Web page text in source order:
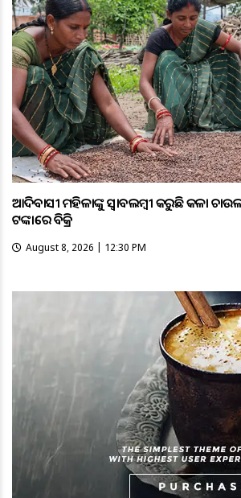
ଆଦିବାସୀ ମହିଳାଙ୍କୁ ସ୍ଵାବଲମ୍ଵୀ କରୁଛି କଳା
ଟଙ୍କାରେ ବିକ୍ରି
August 8, 2026 | 12:30 PM